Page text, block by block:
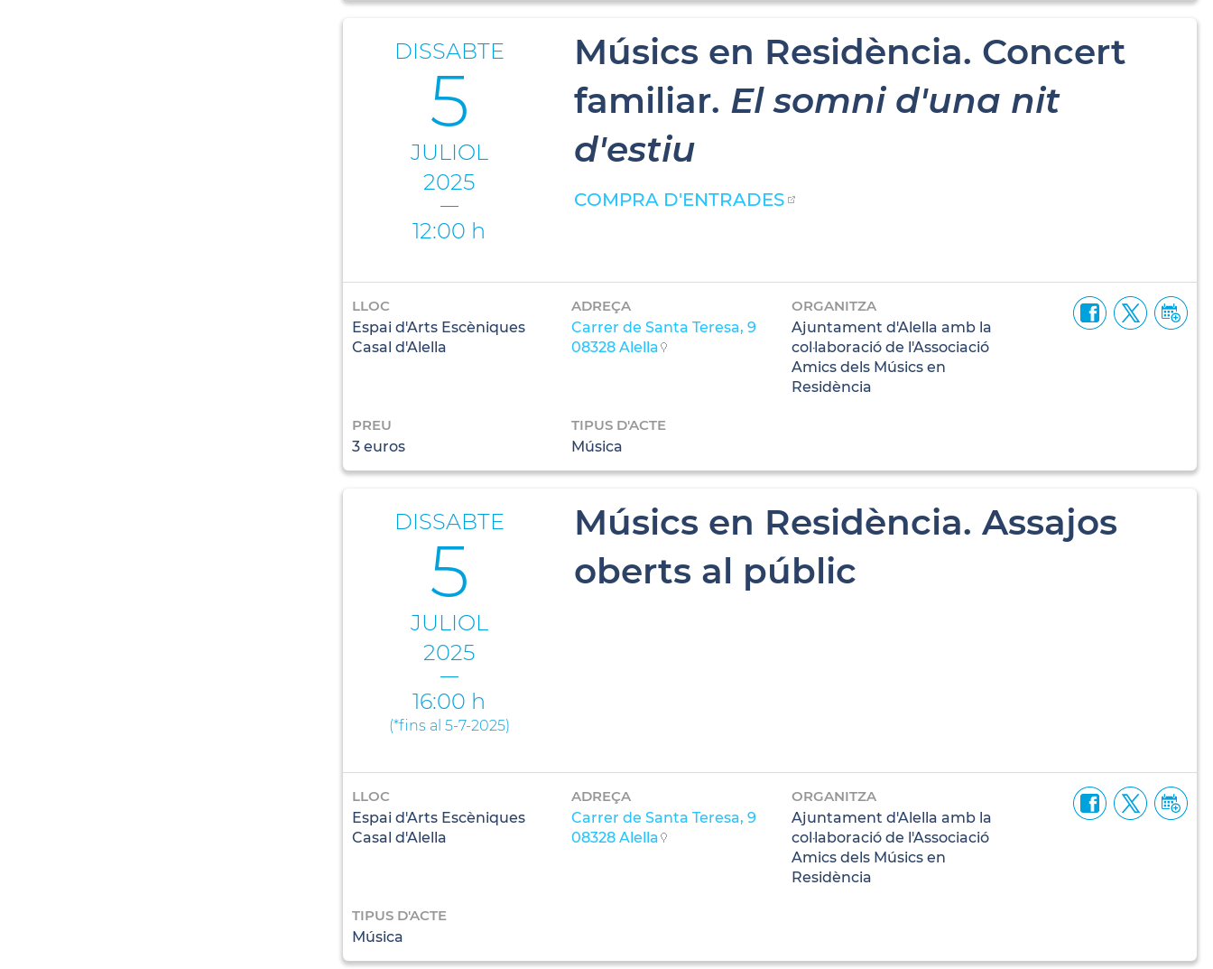
DISSABTE
5
JULIOL
2025
12:00 h
Músics en Residència. Concert
familiar. El somni d'una nit
d'estiu
COMPRA D'ENTRADES
LLOC
Espai d'Arts Escèniques
Casal d'Alella
ADREÇA
Carrer de Santa Teresa, 9
08328 Alella
ORGANITZA
Ajuntament d'Alella amb la
col·laboració de l'Associació
Amics dels Músics en
Residència
PREU
3 euros
TIPUS D'ACTE
Música
DISSABTE
5
JULIOL
2025
16:00 h
(*fins al 5-7-2025)
Músics en Residència. Assajos
oberts al públic
LLOC
Espai d'Arts Escèniques
Casal d'Alella
ADREÇA
Carrer de Santa Teresa, 9
08328 Alella
ORGANITZA
Ajuntament d'Alella amb la
col·laboració de l'Associació
Amics dels Músics en
Residència
TIPUS D'ACTE
Música